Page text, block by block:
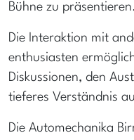
Bühne zu präsentieren.
Die Interaktion mit
enthusiasten
Diskussionen, den
tieferes Verständnis
Die Automechanika